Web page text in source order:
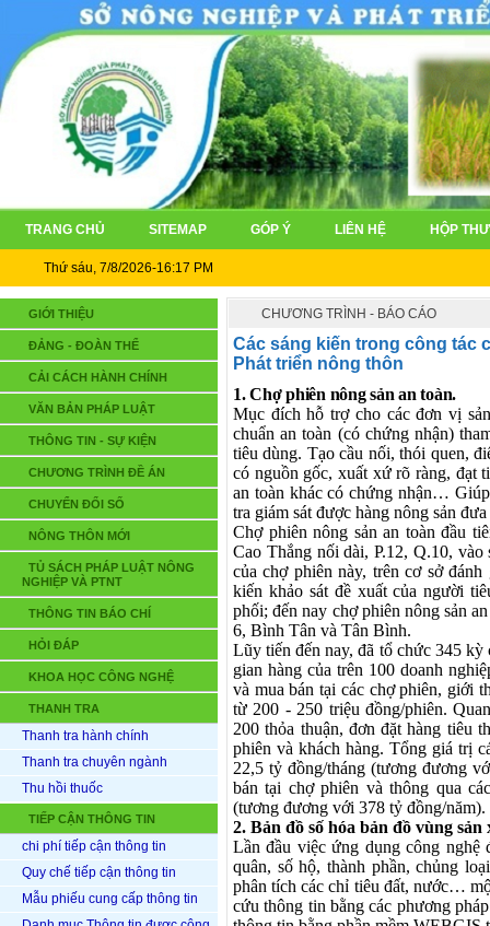
TRANG CHỦ SITEMAP GÓP Ý LIÊN HỆ HỘP
Thứ sáu, 7/8/2026-16:17 PM
GIỚI THIỆU
ĐẢNG - ĐOÀN THỂ
CẢI CÁCH HÀNH CHÍNH
VĂN BẢN PHÁP LUẬT
THÔNG TIN - SỰ KIỆN
CHƯƠNG TRÌNH ĐỀ ÁN
CHUYỂN ĐỔI SỐ
NÔNG THÔN MỚI
TỦ SÁCH PHÁP LUẬT NÔNG
NGHIỆP VÀ PTNT
THÔNG TIN BÁO CHÍ
HỎI ĐÁP
KHOA HỌC CÔNG NGHỆ
THANH TRA
Thanh tra hành chính
Thanh tra chuyên ngành
Thu hồi thuốc
TIẾP CẬN THÔNG TIN
chi phí tiếp cận thông tin
Quy chế tiếp cận thông tin
Mẫu phiếu cung cấp thông tin
CHƯƠNG TRÌNH - BÁO CÁO
Các sáng kiến trong công tác
Phát triển nông thôn
1. Chợ phiên nông sản an toàn.
Mục đích hỗ trợ cho các đơn vị
chuẩn an toàn (có chứng nhận)
tiêu dùng. Tạo cầu nối, thói quen,
có nguồn gốc, xuất xứ rõ ràng, đạt
an toàn khác có chứng nhận…
tra giám sát được hàng nông sản
Chợ phiên nông sản an toàn đầu
Cao Thắng nối dài, P.12, Q.10,
của chợ phiên này, trên cơ sở
kiến khảo sát đề xuất của người
phối; đến nay chợ phiên nông sản
6, Bình Tân và Tân Bình.
Lũy tiến đến nay,đã tổ chức 345kỳ
gian hàng của trên 100 doanh
và mua bán tại các chợ phiên, giới
từ 200 - 250 triệu đồng/phiên.
200 thỏa thuận, đơn đặt hàng tiêu
phiên và khách hàng. Tổng giá trị
22,5 tỷ đồng/tháng (tương đương
bán tại chợ phiên và thông qua
(tương đương với 378 tỷ đồng/năm).
2. Bản đồ số hóa bản đồ vùng
Lần đầu việc ứng dụng công nghệ
quân, số hộ, thành phần, chủng
phân tích các chỉ tiêu đất, nước…
cứu thông tin bằng các phương